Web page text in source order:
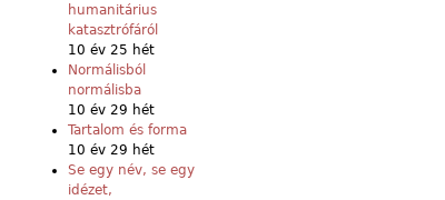
humanitárius
katasztrófáról
10 év 25 hét
Normálisból
normálisba
10 év 29 hét
Tartalom és forma
10 év 29 hét
Se egy név, se egy
idézet,